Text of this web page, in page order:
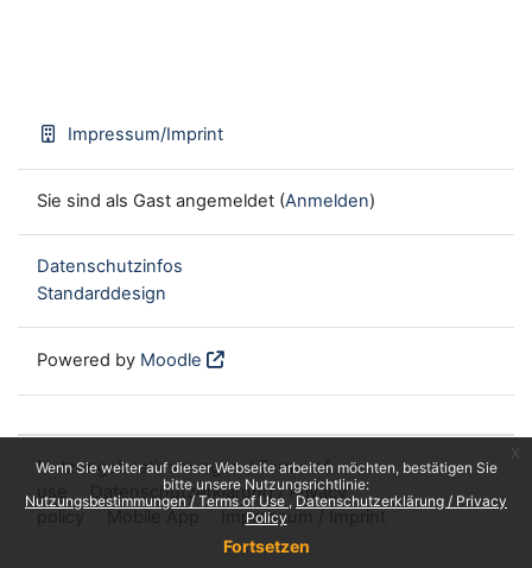
Wenn Sie weiter auf dieser Webseite arbeiten möchten, bestätigen Sie
bitte unsere Nutzungsrichtlinie:
Nutzungsbestimmungen / Terms of Use
Datenschutzerklärung / Privacy
Policy
Fortsetzen
Impressum/Imprint
Sie sind als Gast angemeldet (Anmelden)
Datenschutzinfos
Standarddesign
Powered by Moodle
Nutzungsbestimmungen / Terms of
use
Datenschutzerklärung / Privacy
policy
Mobile App Impressum / Imprint